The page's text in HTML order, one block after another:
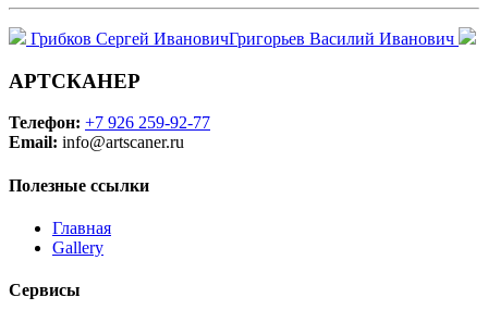
Грибков Сергей ИвановичГригорьев Василий Иванович
АРТСКАНЕР
Телефон: +7 926 259-92-77
Email: info@artscaner.ru
Полезные ссылки
Главная
Gallery
Сервисы